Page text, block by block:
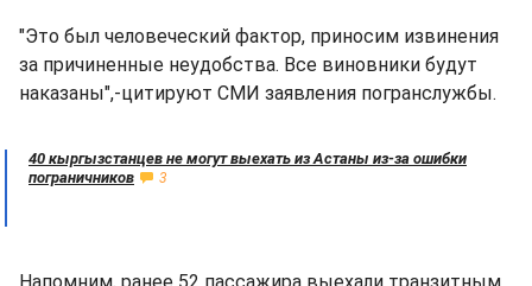
"Это был человеческий фактор, приносим извинения
за причиненные неудобства. Все виновники будут
наказаны",-цитируют СМИ заявления погранслужбы.
40 кыргызстанцев не могут выехать из Астаны из-за ошибки
пограничников
3